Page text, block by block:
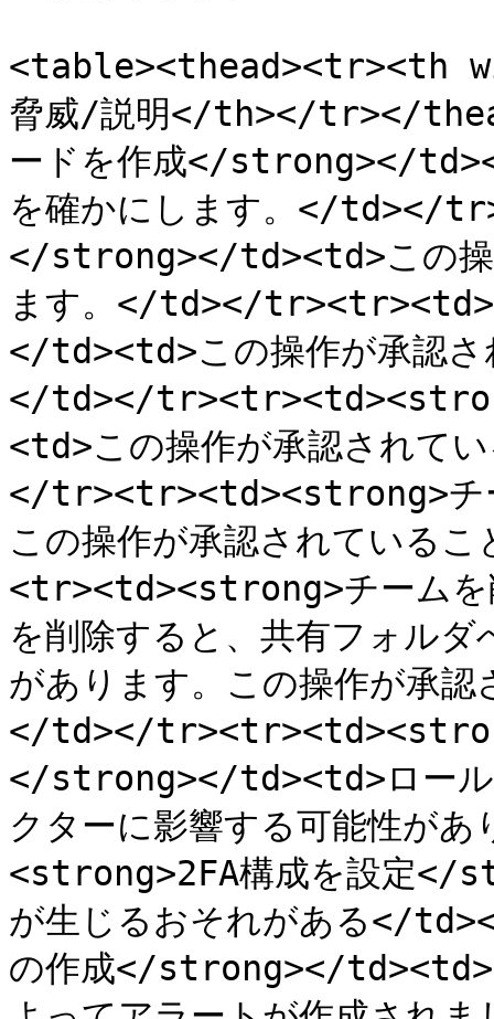
<table><thead><tr><th
脅威/説明</th></tr></
ードを作成</strong></
を確かにします。</td></
</strong></td><td>この操
ます。</td></
</td><td>この操作が承認さ
</td></
<td>この操作が承認されて
</tr><tr><td><strong>チ
この操作が承認されている
<tr><td><strong>チーム
を削除すると、共有フォル
があります。この操作が承
</td></
</strong></td><td>ロール
クターに影響する可能性
<strong>2FA構成を設定</
が生じるおそれがある</
の作成</strong></td><td>